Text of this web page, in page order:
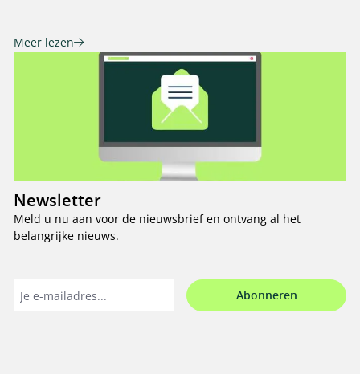
Meer lezen
Newsletter
Meld u nu aan voor de nieuwsbrief en ontvang al het
belangrijke nieuws.
Abonneren